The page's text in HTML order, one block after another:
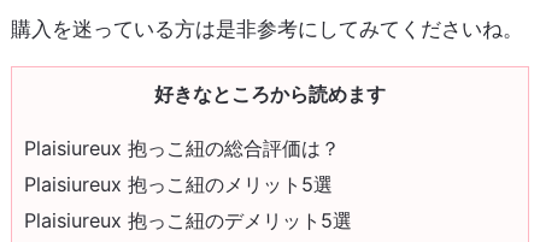
購入を迷っている方は是非参考にしてみてくださいね。
好きなところから読めます
Plaisiureux 抱っこ紐の総合評価は？
Plaisiureux 抱っこ紐のメリット5選
Plaisiureux 抱っこ紐のデメリット5選